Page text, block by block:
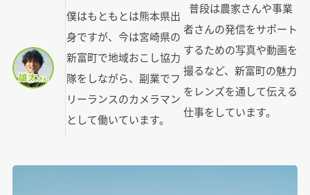
僕はもともとは熊本県出
身ですが、今は宮崎県の
新富町で地域おこし協力
隊をしながら、副業でフ
リーランスのカメラマン
として働いています。
普段は農家さんや事業
者さんの発信をサポート
するための写真や動画を
撮るなど、新富町の魅力
をレンズを通して伝える
仕事をしています。